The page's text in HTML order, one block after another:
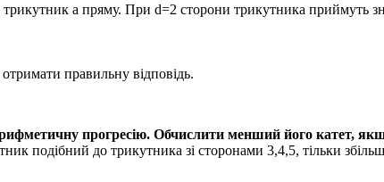
а пряму. При d=2 сторони трикутника приймуть
правильну відповідь.
прогресію. Обчислити менший його катет,
подібний до трикутника зі сторонами 3,4,5, тільки